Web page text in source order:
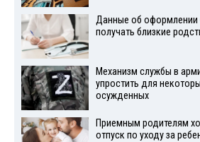
Данные об оформлении
получать близкие
Механизм службы в
упростить для
осужденных
Приемным родителям
отпуск по уходу за